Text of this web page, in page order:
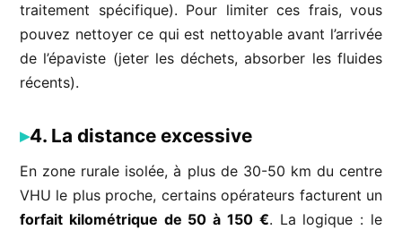
traitement spécifique). Pour limiter ces frais, vous
pouvez nettoyer ce qui est nettoyable avant l’arrivée
de l’épaviste (jeter les déchets, absorber les fluides
récents).
4. La distance excessive
En zone rurale isolée, à plus de 30-50 km du centre
VHU le plus proche, certains opérateurs facturent un
forfait kilométrique de 50 à 150 €. La logique : le